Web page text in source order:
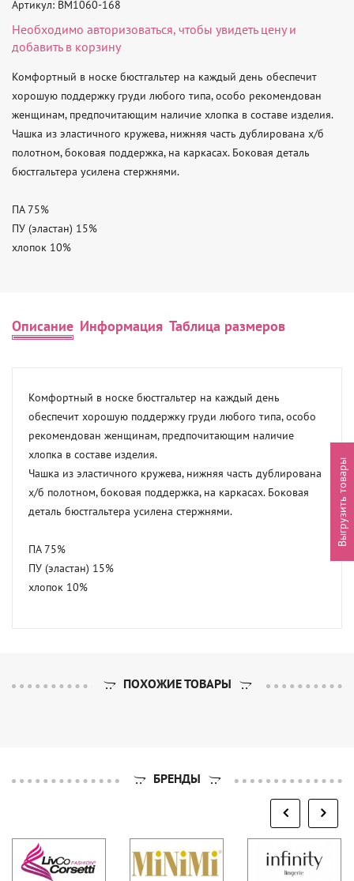
Артикул: BM1060-168
Необходимо авторизоваться, чтобы увидеть цену и
добавить в корзину
Комфортный в носке бюстгальтер на каждый день обеспечит
хорошую поддержку груди любого типа, особо рекомендован
женщинам, предпочитающим наличие хлопка в составе изделия.
Чашка из эластичного кружева, нижняя часть дублирована х/б
полотном, боковая поддержка, на каркасах. Боковая деталь
бюстгальтера усилена стержнями.
ПА 75%
ПУ (эластан) 15%
хлопок 10%
Описание Информация Таблица размеров
Комфортный в носке бюстгальтер на каждый день
обеспечит хорошую поддержку груди любого типа, особо
рекомендован женщинам, предпочитающим наличие
хлопка в составе изделия.
Чашка из эластичного кружева, нижняя часть дублирована
х/б полотном, боковая поддержка, на каркасах. Боковая
деталь бюстгальтера усилена стержнями.
ПА 75%
ПУ (эластан) 15%
хлопок 10%
ПОХОЖИЕ ТОВАРЫ
БРЕНДЫ
Выгрузить товары